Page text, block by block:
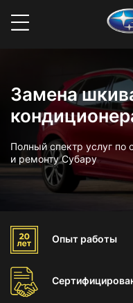
Замена
Полный спектр услуг по
и ремонту Субару
Опыт работы